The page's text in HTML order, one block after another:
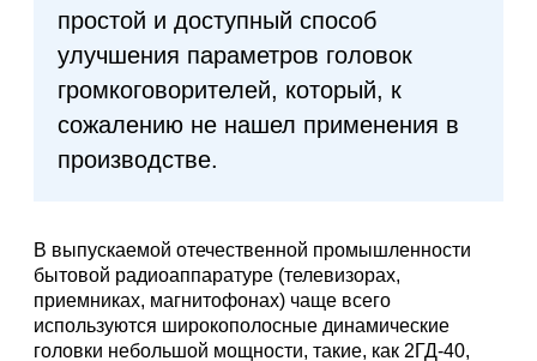
простой и доступный способ
улучшения параметров головок
громкоговорителей, который, к
сожалению не нашел применения в
производстве.
В выпускаемой отечественной промышленности
бытовой радиоаппаратуре (телевизорах,
приемниках, магнитофонах) чаще всего
используются широкополосные динамические
головки небольшой мощности, такие, как 2ГД-40,